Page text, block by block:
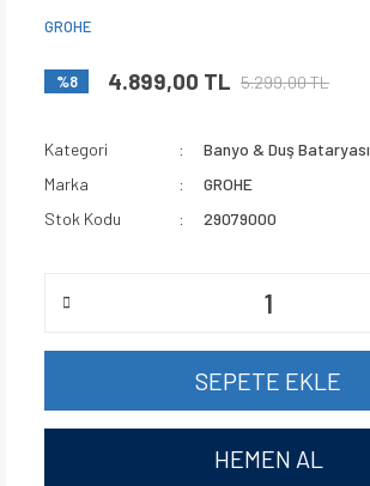
GROHE
%8 4.899,00 TL 5.299,00 TL
Kategori
Banyo & Duş Bataryası
Marka
GROHE
Stok Kodu
29079000
SEPETE EKLE
HEMEN AL